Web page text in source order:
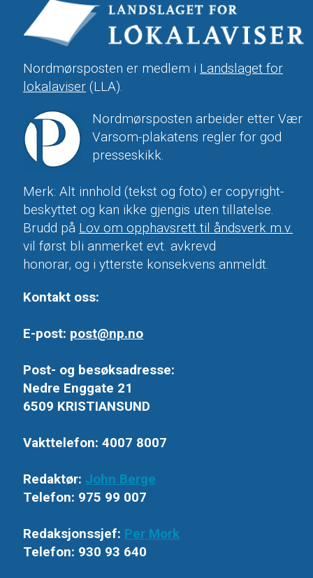
Nordmørsposten er medlem i Landslaget for
lokalaviser (LLA).
Nordmørsposten arbeider etter Vær
Varsom-plakatens regler for god
presseskikk.
Merk: Alt innhold (tekst og foto) er copyright-
beskyttet og kan ikke gjengis uten tillatelse.
Brudd på Lov om opphavsrett til åndsverk m.v.
vil først bli anmerket evt. avkrevd
honorar, og i ytterste konsekvens anmeldt.
Kontakt oss:
E-post: post@np.no
Post- og besøksadresse:
Nedre Enggate 21
6509 KRISTIANSUND
Vakttelefon: 4007 8007
Redaktør: John Berge
Telefon: 975 99 007
Redaksjonssjef: Per Mork
Telefon: 930 93 640